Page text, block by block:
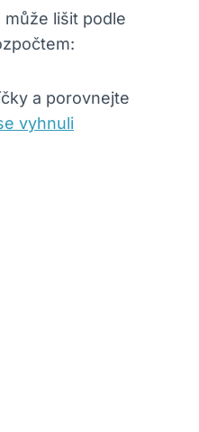
lišit podle
a porovnejte
vyhnuli